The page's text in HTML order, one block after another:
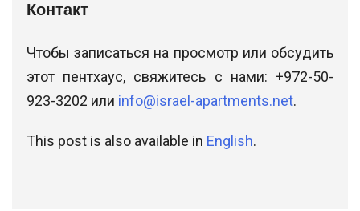
Контакт
Чтобы записаться на просмотр или обсудить
этот пентхаус, свяжитесь с нами: +972-50-
923-3202 или info@israel-apartments.net.
This post is also available in English.